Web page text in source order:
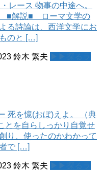
レース 物事の中途へ。
■解説■ ローマ文学の
る詩論は、西洋文学にお
のと […]
鈴木 繁夫
死を憶(おぼ)えよ。 （典
を自らしっかり自覚せ
り、使ったのかわかって
で […]
鈴木 繁夫